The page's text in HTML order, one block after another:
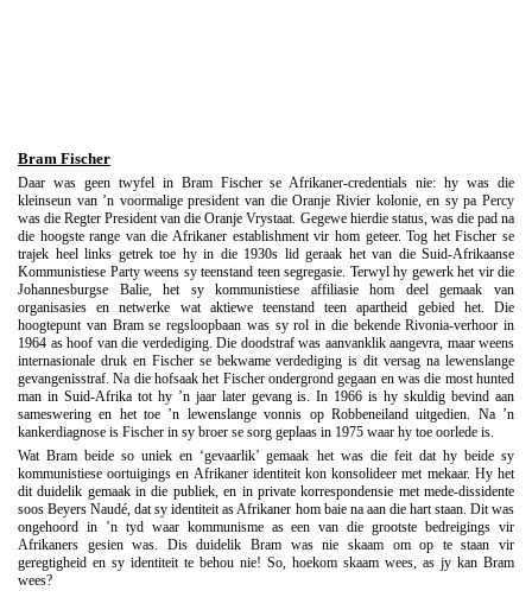
Bram Fischer
Daar was geen twyfel in Bram Fischer se Afrikaner-credentials nie: hy was die
kleinseun van ’n voormalige president van die Oranje Rivier kolonie, en sy pa Percy
was die Regter President van die Oranje Vrystaat. Gegewe hierdie status, was die pad na
die hoogste range van die Afrikaner establishment vir hom geteer. Tog het Fischer se
trajek heel links getrek toe hy in die 1930s lid geraak het van die Suid-Afrikaanse
Kommunistiese Party weens sy teenstand teen segregasie. Terwyl hy gewerk het vir die
Johannesburgse Balie, het sy kommunistiese affiliasie hom deel gemaak van
organisasies en netwerke wat aktiewe teenstand teen apartheid gebied het. Die
hoogtepunt van Bram se regsloopbaan was sy rol in die bekende Rivonia-verhoor in
1964 as hoof van die verdediging. Die doodstraf was aanvanklik aangevra, maar weens
internasionale druk en Fischer se bekwame verdediging is dit versag na lewenslange
gevangenisstraf. Na die hofsaak het Fischer ondergrond gegaan en was die most hunted
man in Suid-Afrika tot hy ’n jaar later gevang is. In 1966 is hy skuldig bevind aan
sameswering en het toe ’n lewenslange vonnis op Robbeneiland uitgedien. Na ’n
kankerdiagnose is Fischer in sy broer se sorg geplaas in 1975 waar hy toe oorlede is.
Wat Bram beide so uniek en ‘gevaarlik’ gemaak het was die feit dat hy beide sy
kommunistiese oortuigings en Afrikaner identiteit kon konsolideer met mekaar. Hy het
dit duidelik gemaak in die publiek, en in private korrespondensie met mede-dissidente
soos Beyers Naudé, dat sy identiteit as Afrikaner hom baie na aan die hart staan. Dit was
ongehoord in ’n tyd waar kommunisme as een van die grootste bedreigings vir
Afrikaners gesien was. Dis duidelik Bram was nie skaam om op te staan vir
geregtigheid en sy identiteit te behou nie! So, hoekom skaam wees, as jy kan Bram
wees?